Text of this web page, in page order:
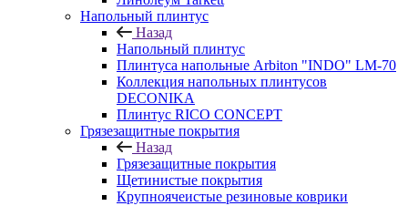
Напольный плинтус
Назад
Напольный плинтус
Плинтуса напольные Arbiton "INDO" LM-70
Коллекция напольных плинтусов
DECONIKA
Плинтус RICO CONCEPT
Грязезащитные покрытия
Назад
Грязезащитные покрытия
Щетинистые покрытия
Крупноячеистые резиновые коврики